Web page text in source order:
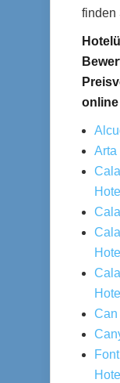
finden
Arta
Can